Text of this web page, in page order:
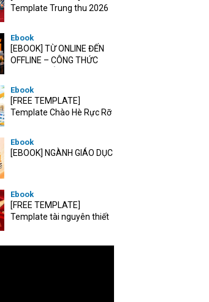
Template Trung thu 2026
Ebook
[EBOOK] TỪ ONLINE ĐẾN
OFFLINE – CÔNG THỨC
Ebook
[FREE TEMPLATE]
Template Chào Hè Rực Rỡ
Ebook
[EBOOK] NGÀNH GIÁO DỤC
Ebook
[FREE TEMPLATE]
Template tài nguyên thiết